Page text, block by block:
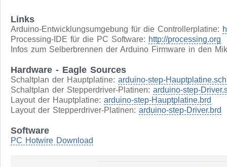
Links
Arduino-Entwicklungsumgebung für die Controllerplatine:
Processing-IDE für die PC Software: http://processing.org
Infos zum Selberbrennen der Arduino Firmware in den
Hardware - Eagle Sources
Schaltplan der Hauptplatine: arduino-step-Hauptplatine.sch
Schaltplan der Stepperdriver-Platinen: arduino-step-
Layout der Hauptplatine: arduino-step-Hauptplatine.brd
Layout der Stepperdriver-Platinen: arduino-step-Driver.brd
Software
PC Hotwire Download